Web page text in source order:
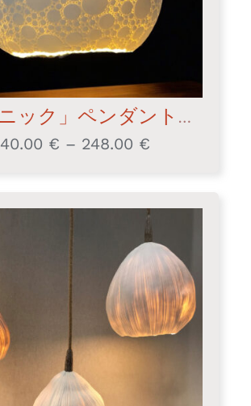
オーガニック」ペンダントランプ
€ – 248.00 €価
240.00 €
248.00 €